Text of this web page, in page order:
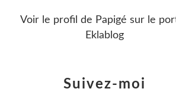
Suivez-moi
Voir le profil de Papigé sur le
Eklablog